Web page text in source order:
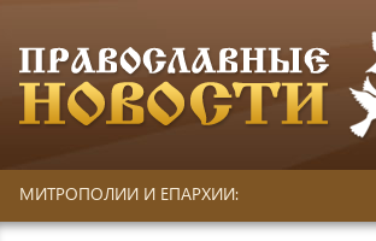
МИТРОПОЛИИ И ЕПАРХИИ: